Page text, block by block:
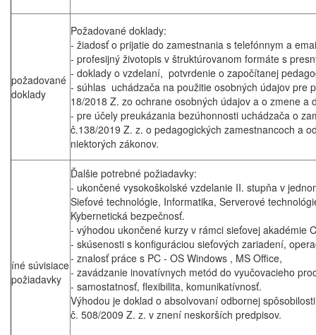
požadované
doklady
Požadované doklady:
- žiadosť o prijatie do zamestnania s telefónnym a
- profesijný životopis v štruktúrovanom formáte s
- doklady o vzdelaní, potvrdenie o započítanej
- súhlas uchádzača na použitie osobných údajov pre
18/2018 Z. zo ochrane osobných údajov a o zmene a
- pre účely preukázania bezúhonnosti uchádzača o
č.138/2019 Z. z. o pedagogických zamestnancoch a
niektorých zákonov.
íné súvisiace
požiadavky
Ďalšie potrebné požiadavky:
- ukončené vysokoškolské vzdelanie II. stupňa v
Sieťové technológie, Informatika, Serverové
Kybernetická bezpečnosť.
- výhodou ukončené kurzy v rámci sieťovej akadémie
- skúsenosti s konfiguráciou sieťových zariadení,
- znalosť práce s PC - OS Windows , MS Office,
- zavádzanie inovatívnych metód do vyučovacieho
- samostatnosť, flexibilita, komunikatívnosť.
Výhodou je doklad o absolvovaní odbornej
č. 508/2009 Z. z. v znení neskorších predpisov.